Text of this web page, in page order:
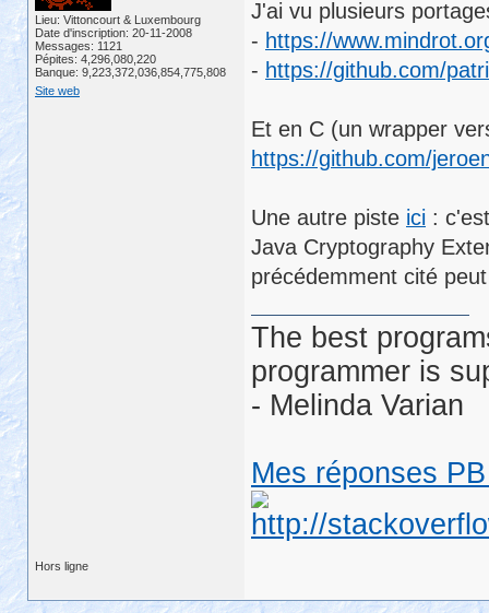
Lieu: Vittoncourt & Luxembourg
Date d'inscription: 20-11-2008
Messages: 1121
Pépites: 4,296,080,220
Banque: 9,223,372,036,854,775,808
Site web
J'ai vu plusieurs
- https://
- https://github.com/
Et en C (un wrapper
https://github.com/
Une autre piste ici :
Java Cryptography
précédemment cité
The best
programmer is
- Melinda Varian
Mes réponses
Hors ligne